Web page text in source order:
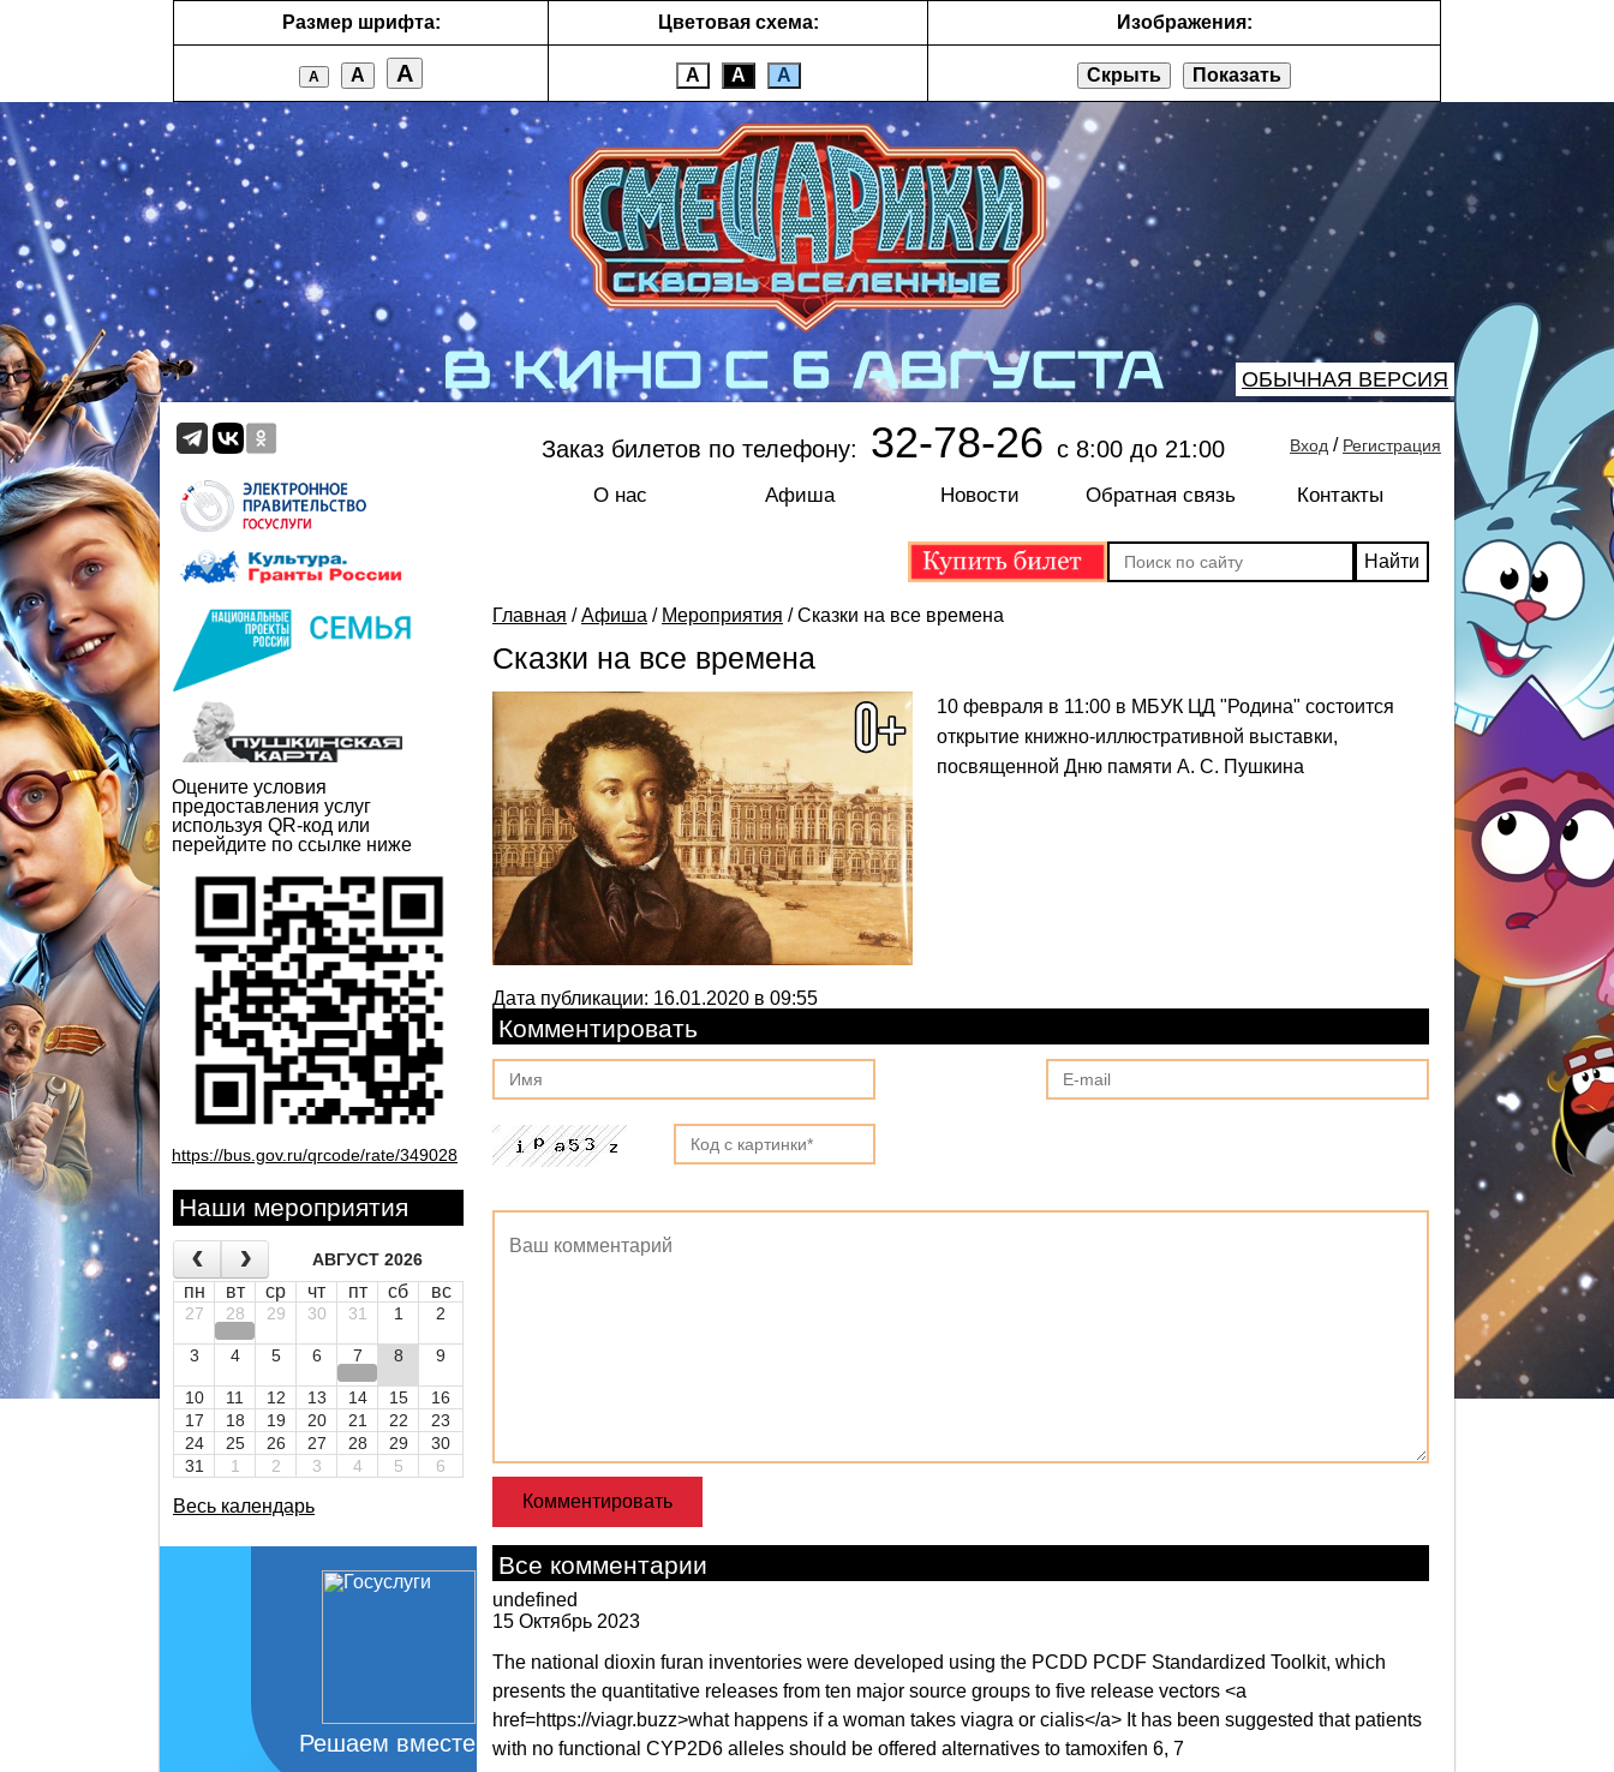
Размер шрифта: Цветовая схема: Изображения:
А А А А А А Скрыть Показать
ОБЫЧНАЯ ВЕРСИЯ
Оцените условия
предоставления услуг
используя QR-код или
перейдите по ссылке ниже
https://bus.gov.ru/qrcode/rate/349028
Наши мероприятия
АВГУСТ 2026
пн вт ср чт пт сб вс
27 28 29 30 31 1 2
3 4 5 6 7 8 9
10 11 12 13 14 15
16
17
18 19 20 21 22
23
24
25 26 27 28 29
30
31
1 2 3 4 5 6
Весь календарь
Решаем вместе
Заказ билетов по телефону: 32-78-26 с 8:00 до 21:00 Вход / Регистрация
О нас Афиша Новости Обратная связь Контакты
Главная / Афиша / Мероприятия / Сказки на все времена
Сказки на все времена
10 февраля в 11:00 в МБУК ЦД "Родина" состоится
открытие книжно-иллюстративной выставки,
посвященной Дню памяти А. С. Пушкина
Дата публикации: 16.01.2020 в 09:55
Комментировать
Все комментарии
undefined
15 Октябрь 2023
The national dioxin furan inventories were developed using the PCDD PCDF Standardized Toolkit, which
presents the quantitative releases from ten major source groups to five release vectors <a
href=https://viagr.buzz>what happens if a woman takes viagra or cialis</a> It has been suggested that patients
with no functional CYP2D6 alleles should be offered alternatives to tamoxifen 6, 7